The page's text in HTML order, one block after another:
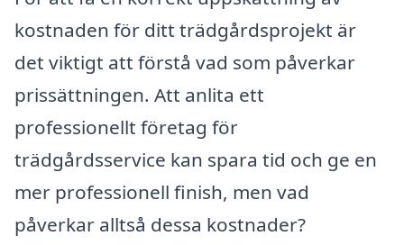
kostnaden för ditt trädgårdsprojekt är
det viktigt att förstå vad som påverkar
prissättningen. Att anlita ett
professionellt företag för
trädgårdsservice kan spara tid och ge en
mer professionell finish, men vad
påverkar alltså dessa kostnader?